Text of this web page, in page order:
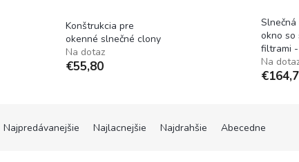
Konštrukcia pre
okenné slnečné clony
Na dotaz
€55,80
okno so
filtrami
Na
Najpredávanejšie Najlacnejšie Najdrahšie Abecedne